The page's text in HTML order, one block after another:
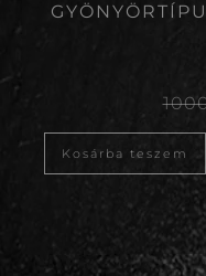
Kosárba teszem